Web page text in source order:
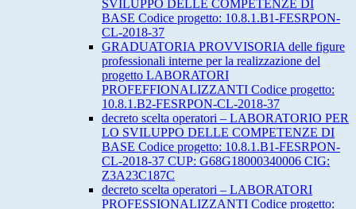
SVILUPPO DELLE COMPETENZE DI
BASE Codice progetto: 10.8.1.B1-FESRPON-
CL-2018-37
GRADUATORIA PROVVISORIA delle figure
professionali interne per la realizzazione del
progetto LABORATORI
PROFEFFIONALIZZANTI Codice progetto:
10.8.1.B2-FESRPON-CL-2018-37
decreto scelta operatori – LABORATORIO PER
LO SVILUPPO DELLE COMPETENZE DI
BASE Codice progetto: 10.8.1.B1-FESRPON-
CL-2018-37 CUP: G68G18000340006 CIG:
Z3A23C187C
decreto scelta operatori – LABORATORI
PROFESSIONALIZZANTI Codice progetto: